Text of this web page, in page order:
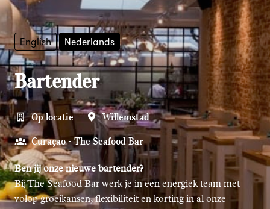
English Nederlands
Bartender
Op locatie
Willemstad
Curaçao - The Seafood Bar
Ben jij onze nieuwe bartender?
Bij The Seafood Bar werk je in een energiek team met
volop groeikansen, flexibiliteit en korting in al onze